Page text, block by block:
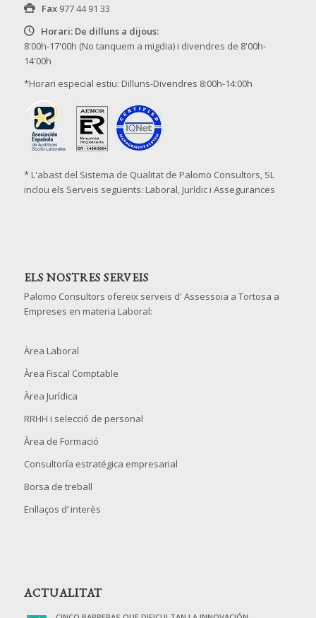
Fax 977 44 91 33
Horari: De dilluns a dijous:
8'00h-17'00h (No tanquem a migdia) i divendres de 8'00h-
14'00h
*Horari especial estiu: Dilluns-Divendres 8:00h-14:00h
* L'abast del Sistema de Qualitat de Palomo Consultors, SL
inclou els Serveis següents: Laboral, Jurídic i Assegurances
ELS NOSTRES SERVEIS
Palomo Consultors ofereix serveis d' Assessoia a Tortosa a
Empreses en materia Laboral:
Àrea Laboral
Àrea Fiscal Comptable
Àrea Jurídica
RRHH i selecció de personal
Àrea de Formació
Consultoría estratégica empresarial
Borsa de treball
Enllaços d’ interès
ACTUALITAT